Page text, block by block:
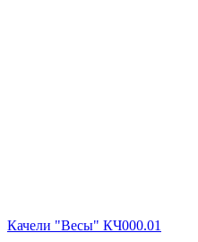
Качели "Весы" КЧ000.01